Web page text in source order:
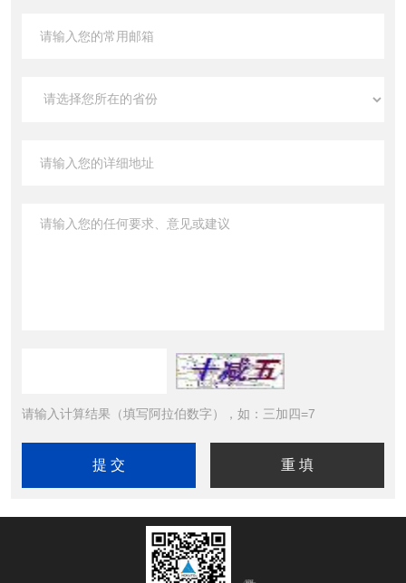
请输入计算结果（填写阿拉伯数字），如：三加四=7